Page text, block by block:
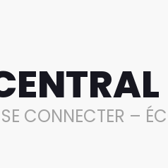
CONNECTER –